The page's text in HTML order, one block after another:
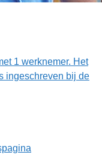
1 werknemer. Het
ingeschreven bij de